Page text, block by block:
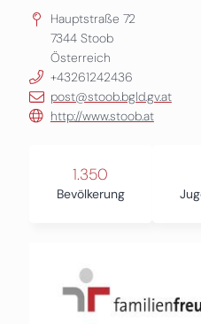
Hauptstraße 72
7344 Stoob
Österreich
+43261242436
post@stoob.bgld.gv.at
http://www.stoob.at
1.350
Bevölkerung